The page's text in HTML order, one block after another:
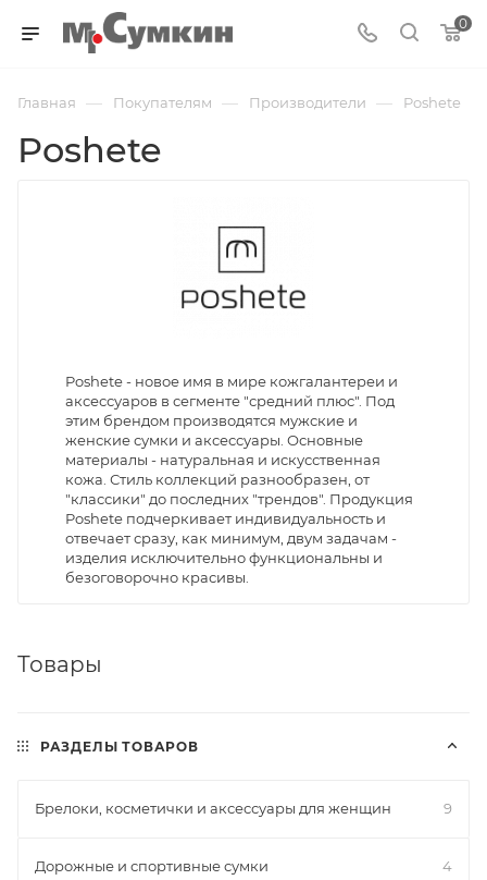
0
Главная — Покупателям — Производители — Poshete
Poshete
Poshete - новое имя в мире кожгалантереи и
аксессуаров в сегменте "средний плюс". Под
этим брендом производятся мужские и
женские сумки и аксессуары. Основные
материалы - натуральная и искусственная
кожа. Стиль коллекций разнообразен, от
"классики" до последних "трендов". Продукция
Poshete подчеркивает индивидуальность и
отвечает сразу, как минимум, двум задачам -
изделия исключительно функциональны и
безоговорочно красивы.
Товары
РАЗДЕЛЫ ТОВАРОВ
Брелоки, косметички и аксессуары для женщин 9
Дорожные и спортивные сумки 4